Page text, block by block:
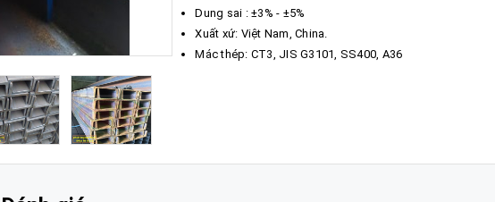
Dung sai : ±3% - ±5%
Xuất xứ: Việt Nam, China.
Mác thép: CT3, JIS G3101, SS400, A36